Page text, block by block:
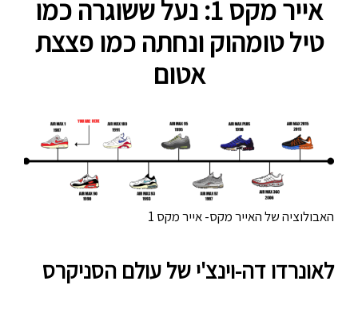
אייר מקס 1: נעל ששוגרה כמו
טיל טומהוק ונחתה כמו פצצת
אטום
האבולוציה של האייר מקס- אייר מקס 1
לאונרדו דה-וינצ'י של עולם הסניקרס